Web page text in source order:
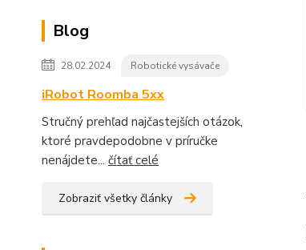
Blog
28.02.2024 Robotické vysávače
iRobot Roomba 5xx
Stručný prehľad najčastejších otázok,
ktoré pravdepodobne v príručke
nenájdete... čítať celé
Zobraziť všetky články